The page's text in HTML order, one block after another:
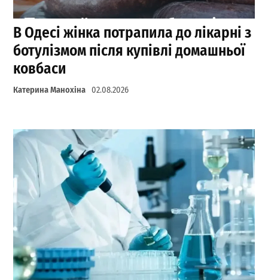
В Одесі жінка потрапила до лікарні з
ботулізмом після купівлі домашньої
ковбаси
Катерина Манохіна 02.08.2026